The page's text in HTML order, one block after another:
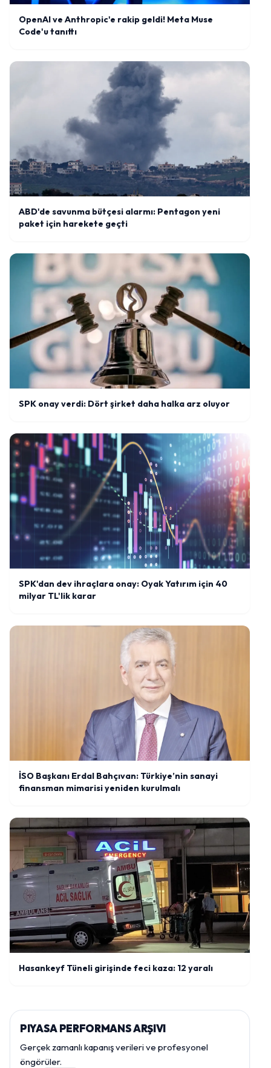
OpenAI ve Anthropic'e rakip geldi! Meta Muse
Code'u tanıttı
ABD'de savunma bütçesi alarmı: Pentagon yeni
paket için harekete geçti
SPK onay verdi: Dört şirket daha halka arz oluyor
SPK'dan dev ihraçlara onay: Oyak Yatırım için 40
milyar TL'lik karar
İSO Başkanı Erdal Bahçıvan: Türkiye’nin sanayi
finansman mimarisi yeniden kurulmalı
Hasankeyf Tüneli girişinde feci kaza: 12 yaralı
PIYASA PERFORMANS ARŞIVI
Gerçek zamanlı kapanış verileri ve profesyonel
öngörüler.